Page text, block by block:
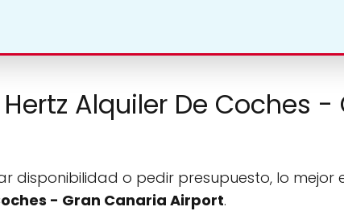
Alquiler De Coches -
disponibilidad o pedir presupuesto, lo mejor
- Gran Canaria Airport.